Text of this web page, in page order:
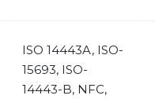
ISO 14443A, ISO-
15693, ISO-
14443-B, NFC,